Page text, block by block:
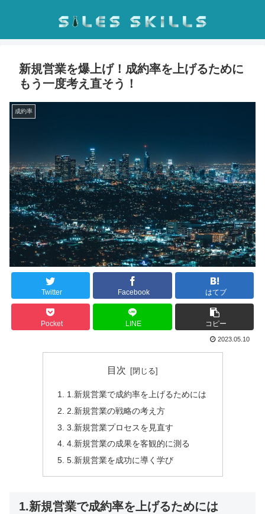
新規営業を爆上げ！成約率を上げるために
もう一度考え直そう！
成約率
Twitter Facebook はてブ
Pocket LINE コピー
2023.05.10
目次
1.新規営業で成約率を上げるためには
2.新規営業の戦略の考え方
3.新規営業プロセスを見直す
4.新規営業の成果を客観的に測る
5.新規営業を成功に導く学び
1.新規営業で成約率を上げるためには